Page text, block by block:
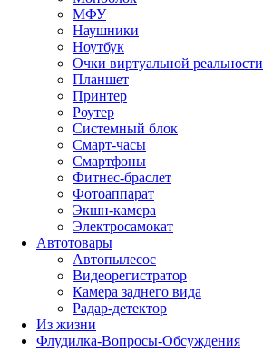
МФУ
Наушники
Ноутбук
Очки виртуальной реальности
Планшет
Принтер
Роутер
Системный блок
Смарт-часы
Смартфоны
Фитнес-браслет
Фотоаппарат
Экшн-камера
Электросамокат
Автотовары
Автопылесос
Видеорегистратор
Камера заднего вида
Радар-детектор
Из жизни
Флудилка-Вопросы-Обсуждения